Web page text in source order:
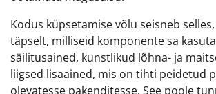
Kodus küpsetamise võlu seisneb
täpselt, milliseid komponente sa
säilitusained, kunstlikud lõhna- ja
liigsed lisaained, mis on tihti peidetud
olevatesse pakenditesse. See poole